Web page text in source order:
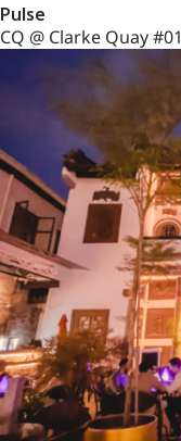
Pulse
CQ @ Clarke Quay